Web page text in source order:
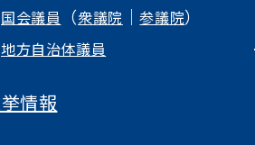
国会議員 （衆議院 ｜参議院）
地方自治体議員
情報